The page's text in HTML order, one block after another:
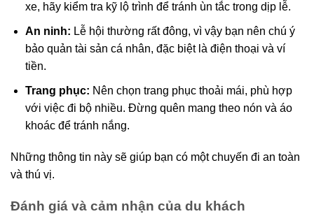
xe, hãy kiểm tra kỹ lộ trình để tránh ùn tắc trong dịp lễ.
An ninh: Lễ hội thường rất đông, vì vậy bạn nên chú ý
bảo quản tài sản cá nhân, đặc biệt là điện thoại và ví
tiền.
Trang phục: Nên chọn trang phục thoải mái, phù hợp
với việc đi bộ nhiều. Đừng quên mang theo nón và áo
khoác để tránh nắng.
Những thông tin này sẽ giúp bạn có một chuyến đi an toàn
và thú vị.
Đánh giá và cảm nhận của du khách